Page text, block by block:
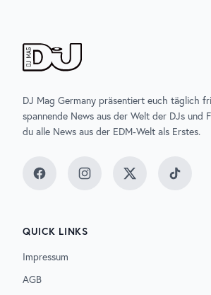
DJ Mag Germany präsentiert euch täglich
spannende News aus der Welt der DJs und
du alle News aus der EDM-Welt als Erstes.
FacebookInstagramTwitter TikTok
QUICK LINKS
Impressum
AGB